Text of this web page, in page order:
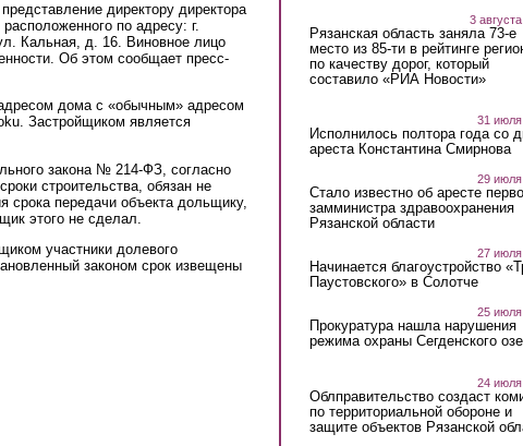
директору директора
по адресу: г.
Кальная, д. 16. Виновное лицо
Об этом сообщает пресс-
дома с «обычным» адресом
Застройщиком является
закона № 214-ФЗ, согласно
строительства, обязан не
срока передачи объекта дольщику,
этого не сделал.
участники долевого
законом срок извещены
3
Рязанская область заняла 73-е
место из 85-ти в рейтинге
по качеству дорог, который
составило «РИА Новости»
31
Исполнилось полтора года со
ареста Константина Смирнова
29
Стало известно об аресте
замминистра здравоохранения
Рязанской области
27
Начинается благоустройство
Паустовского» в Солотче
25
Прокуратура нашла нарушения
режима охраны Сегденского
24
Облправительство создаст
по территориальной обороне и
защите объектов Рязанской